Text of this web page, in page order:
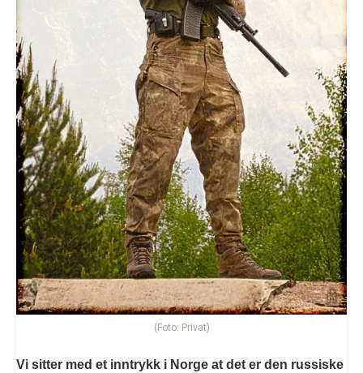
(Foto: Privat)
Vi sitter med et inntrykk i Norge at det er den russiske